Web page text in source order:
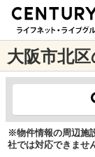
大阪市北
※物件情報の周辺施
社では対応できませ